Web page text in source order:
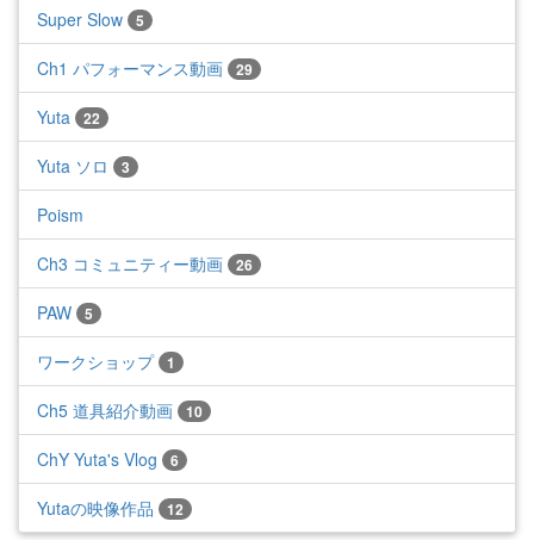
Super Slow 5
Ch1 パフォーマンス動画 29
Yuta 22
Yuta ソロ 3
Poism
Ch3 コミュニティー動画 26
PAW 5
ワークショップ 1
Ch5 道具紹介動画 10
ChY Yuta's Vlog 6
Yutaの映像作品 12